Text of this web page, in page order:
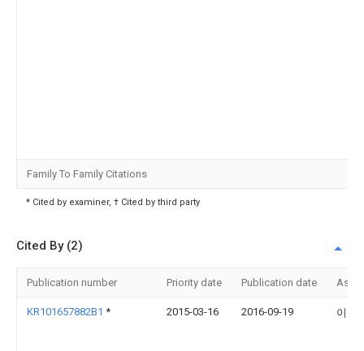
Family To Family Citations
* Cited by examiner, † Cited by third party
Cited By (2)
Publication number Priority date Publication date
KR101657882B1 * 2015-03-16 2016-09-19 이동